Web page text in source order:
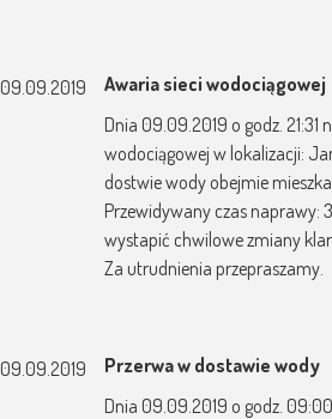
09.09.2019
Awaria sieci wodociągowej
Dnia 09.09.2019 o godz. 21:31
wodociągowej w lokalizacji:
dostwie wody obejmie
Przewidywany czas naprawy:
wystapić chwilowe zmiany
Za utrudnienia przepraszamy.
09.09.2019
Przerwa w dostawie wody
Dnia 09.09.2019 o godz.